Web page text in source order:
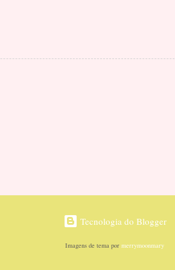
Tecnologia do Blogger
Imagens de tema por merrymoonmary